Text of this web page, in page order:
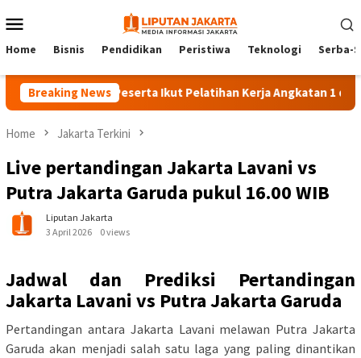
to
Menu
Home Bisnis Pendidikan Peristiwa Teknologi Serba-
Breaking News
140 Peserta Ikut Pelatihan Kerja Angkatan 1 di PPKD
Home Jakarta Terkini
Live pertandingan Jakarta Lavani vs
Putra Jakarta Garuda pukul 16.00 WIB
Liputan Jakarta
3 April 2026
0 views
Jadwal dan Prediksi Pertandingan
Jakarta Lavani vs Putra Jakarta Garuda
Pertandingan antara Jakarta Lavani melawan Putra Jakarta
Garuda akan menjadi salah satu laga yang paling dinantikan